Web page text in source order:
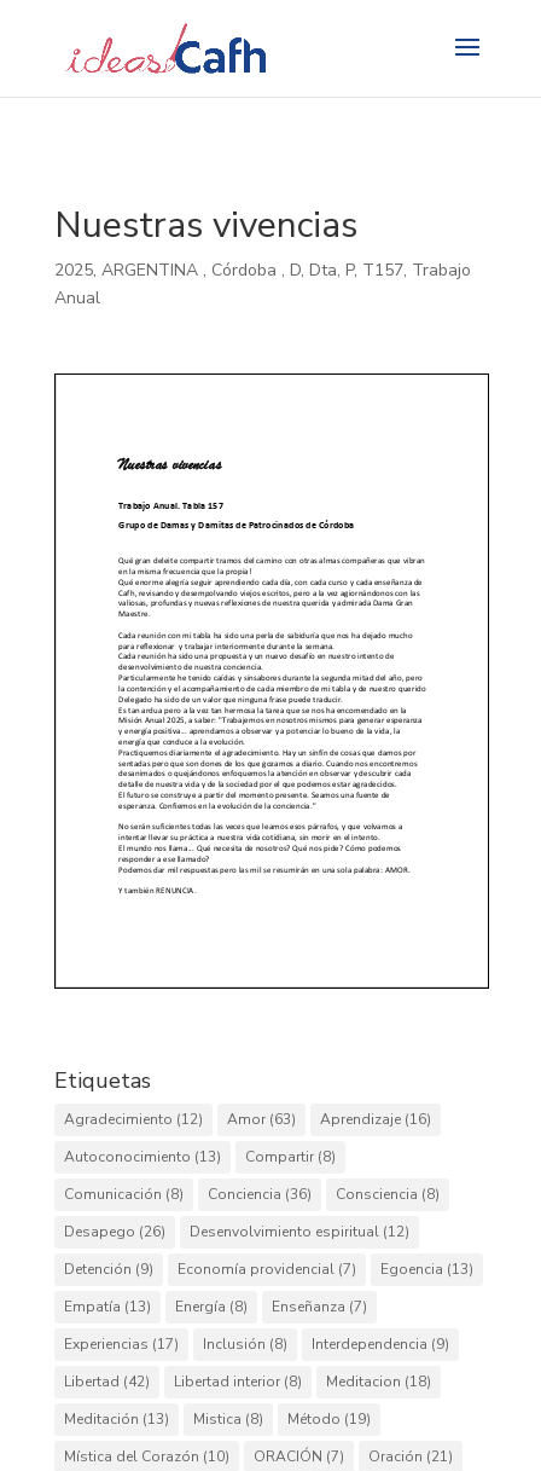
Nuestras vivencias
2025, ARGENTINA , Córdoba , D, Dta, P, T157, Trabajo
Anual
Etiquetas
Agradecimiento (12) Amor(63) Aprendizaje(16)
Autoconocimiento (13) Compartir(8)
Comunicación (8) Conciencia (36) Consciencia (8)
Desapego (26) Desenvolvimiento espiritual(12)
Detención (9) Economía providencial(7) Egoencia (13)
Empatía (13) Energía (8) Enseñanza (7)
Experiencias (17) Inclusión (8) Interdependencia (9)
Libertad (42) Libertad interior(8) Meditacion (18)
Meditación (13) Mistica (8) Método (19)
Mística del Corazón (10) ORACIÓN (7) Oración (21)